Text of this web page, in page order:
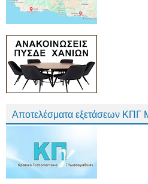
Αποτελέσματα εξετάσεων ΚΠΓ